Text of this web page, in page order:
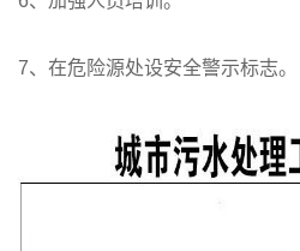
7、在危险源处设安全警示标志。